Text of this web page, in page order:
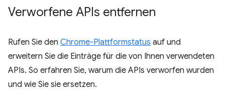
Verworfene APIs entfernen
Rufen Sie den Chrome-Plattformstatus auf und
erweitern Sie die Einträge für die von Ihnen verwendeten
APIs. So erfahren Sie, warum die APIs verworfen wurden
und wie Sie sie ersetzen.